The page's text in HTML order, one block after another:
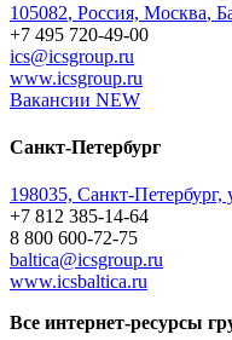
105082, Россия, Москва,
+7 495 720-49-00
ics@icsgroup.ru
www.icsgroup.ru
Вакансии NEW
Санкт-Петербург
198035, Санкт-Петербург,
+7 812 385-14-64
8 800 600-72-75
baltica@icsgroup.ru
www.icsbaltica.ru
Все интернет-ресурсы